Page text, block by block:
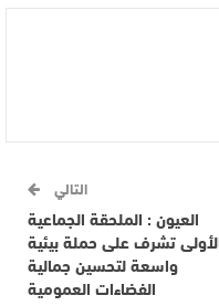
التالي
العيون : الملحقة الجماعية
تشرف على حملة بيئية
واسعة لتحسين جمالية
الفضاءات العمومية